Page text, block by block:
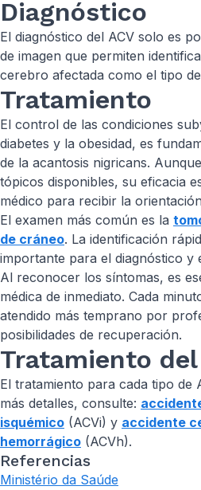
Diagnóstico
El diagnóstico del ACV solo es
de imagen que permiten
cerebro afectada como el tipo
Tratamiento
El control de las condiciones
diabetes y la obesidad, es
de la acantosis nigricans.
tópicos disponibles, su eficacia
médico para recibir la
El examen más común es la
de cráneo. La identificación
importante para el diagnóstico y
Al reconocer los síntomas, es
médica de inmediato. Cada
atendido más temprano por
posibilidades de recuperación.
Tratamiento del
El tratamiento para cada tipo de
más detalles, consulte:
isquémico (ACVi) y accidente
hemorrágico (ACVh).
Referencias
Ministério da Saúde